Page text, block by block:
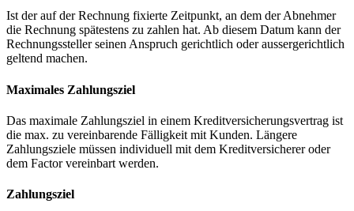
Ist der auf der Rechnung fixierte Zeitpunkt, an dem der Abnehmer
die Rechnung spätestens zu zahlen hat. Ab diesem Datum kann der
Rechnungssteller seinen Anspruch gerichtlich oder aussergerichtlich
geltend machen.
Maximales Zahlungsziel
Das maximale Zahlungsziel in einem Kreditversicherungsvertrag ist
die max. zu vereinbarende Fälligkeit mit Kunden. Längere
Zahlungsziele müssen individuell mit dem Kreditversicherer oder
dem Factor vereinbart werden.
Zahlungsziel